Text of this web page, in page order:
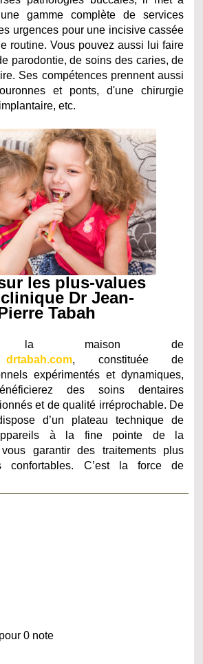
gamme complète de services
urgences pour une incisive cassée
routine. Vous pouvez aussi lui faire
parodontie, de soins des caries, de
Ses compétences prennent aussi
et ponts, d'une chirurgie
etc.
les plus-values
Dr Jean-
Tabah
la maison de
drtabah.com, constituée de
expérimentés et dynamiques,
des soins dentaires
et de qualité irréprochable. De
d’un plateau technique de
à la fine pointe de la
garantir des traitements plus
confortables. C’est la force de
0 note